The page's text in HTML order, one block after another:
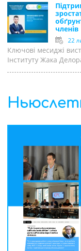
членів
22
Ключові месиджі
Інституту Жака